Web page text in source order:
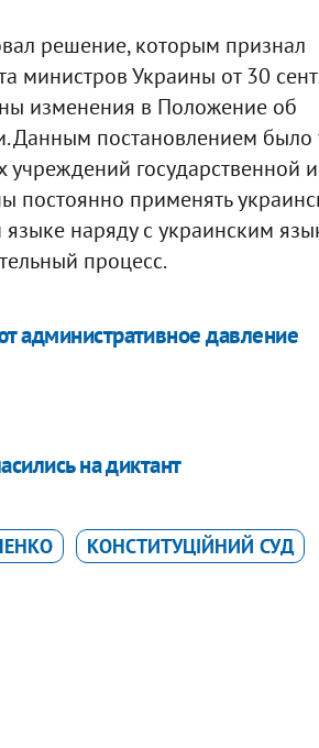
решение, которым признал
министров Украины от 30
изменения в Положение об
постановлением было
учреждений государственной и
применять
наряду с украинским
процесс.
административное давление
на диктант
КОНСТИТУЦІЙНИЙ СУД